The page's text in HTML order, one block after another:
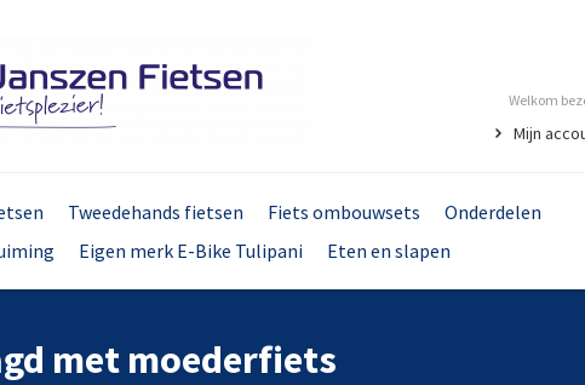
Welkom
Mijn
Tweedehands fietsen Fiets ombouwsets
Onderdelen
Eigen merk E-Bike Tulipani Eten en slapen
met moederfiets